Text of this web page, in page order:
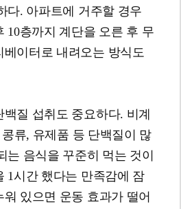
다. 아파트에 거주할 경우
10층까지 계단을 오른 후 무
이터로 내려오는 방식도
질 섭취도 중요하다. 비계
류, 유제품 등 단백질이 많
는 음식을 꾸준히 먹는 것이
1시간 했다는 만족감에 잠
있으면 운동 효과가 떨어